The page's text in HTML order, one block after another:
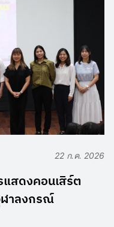
22 ก.ค. 2026
แสดงคอนเสิร์ต
ฬาลงกรณ์